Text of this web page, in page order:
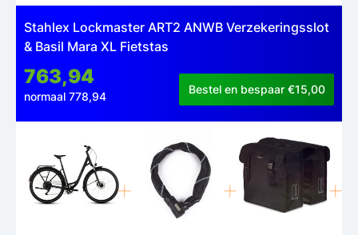
Stahlex Lockmaster ART2 ANWB Verzekeringsslot
& Basil Mara XL Fietstas
763,94
normaal 778,94
Bestel en bespaar €15,00